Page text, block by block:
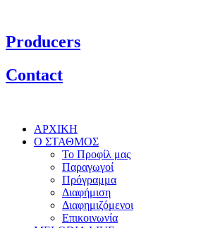
Producers
Contact
ΑΡΧΙΚΗ
Ο ΣΤΑΘΜΟΣ
Το Προφίλ μας
Παραγωγοί
Πρόγραμμα
Διαφήμιση
Διαφημιζόμενοι
Επικοινωνία